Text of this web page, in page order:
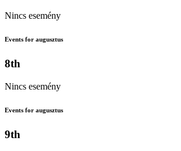
Nincs esemény
Events for augusztus
8th
Nincs esemény
Events for augusztus
9th